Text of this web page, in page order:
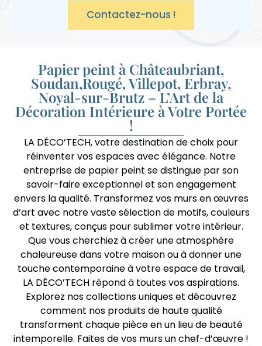
Contactez-nous !
Papier peint à Châteaubriant,
Soudan,Rougé, Villepot, Erbray,
Noyal-sur-Brutz – L’Art de la
Décoration Intérieure à Votre Portée
!
LA DÉCO’TECH, votre destination de choix pour
réinventer vos espaces avec élégance. Notre
entreprise de papier peint se distingue par son
savoir-faire exceptionnel et son engagement
envers la qualité. Transformez vos murs en œuvres
d’art avec notre vaste sélection de motifs, couleurs
et textures, conçus pour sublimer votre intérieur.
Que vous cherchiez à créer une atmosphère
chaleureuse dans votre maison ou à donner une
touche contemporaine à votre espace de travail,
LA DÉCO’TECH répond à toutes vos aspirations.
Explorez nos collections uniques et découvrez
comment nos produits de haute qualité
transforment chaque pièce en un lieu de beauté
intemporelle. Faites de vos murs un chef-d’œuvre !